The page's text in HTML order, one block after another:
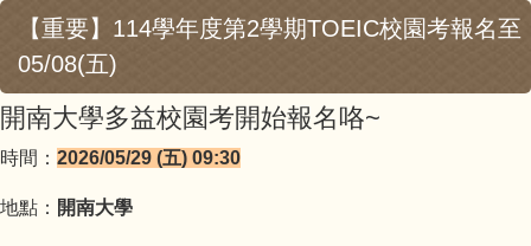
【重要】114學年度第2學期TOEIC校園考報名至
05/08(五)
開南大學多益校園考開始報名咯~
時間： 2026/05/29 (五) 09:30
地點： 開南大學